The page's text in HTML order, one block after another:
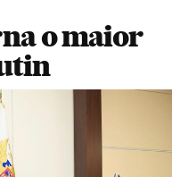
o maior